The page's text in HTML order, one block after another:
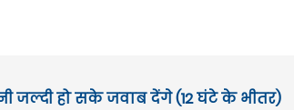
जल्दी हो सके जवाब देंगे (12 घंटे के भीतर)